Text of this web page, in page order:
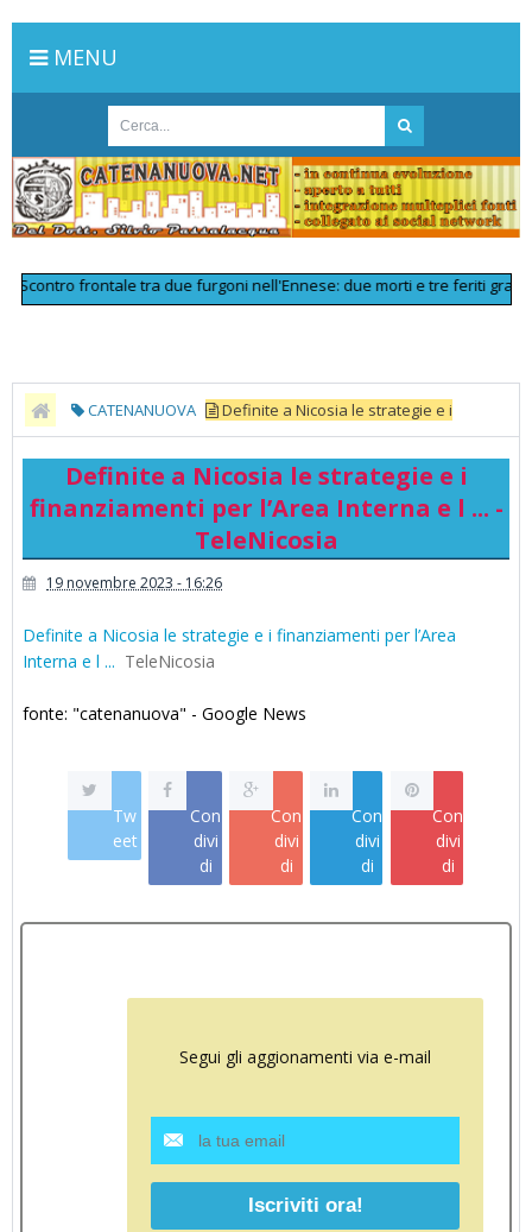
MENU
frontale tra due furgoni nell'Ennese: due morti e tre feriti gravi >>
CATENANUOVA Definite a Nicosia le strategie e i
finanziamenti per l’Area Interna e l ... - TeleNicosia
Definite a Nicosia le strategie e i
finanziamenti per l’Area Interna e l ... -
TeleNicosia
19 novembre 2023 - 16:26
Definite a Nicosia le strategie e i finanziamenti per l’Area
Interna e l ... TeleNicosia
fonte: "catenanuova" - Google News
Tw
eet
Con
divi
di
Con
divi
di
Con
divi
di
Con
divi
di
Segui gli aggionamenti via e-mail